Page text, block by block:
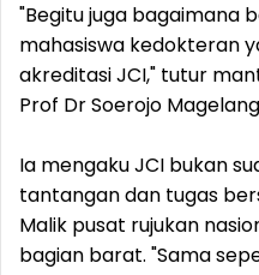
"Begitu juga bagaimana
mahasiswa kedokteran
akreditasi JCI," tutur
Prof Dr Soerojo
Ia mengaku JCI bukan
tantangan dan tugas
Malik pusat rujukan
bagian barat. "Sama